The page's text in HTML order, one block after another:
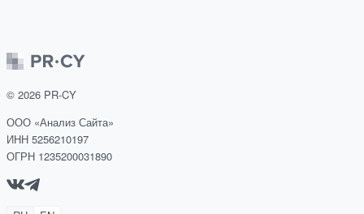
© 2026 PR-CY
ООО «Анализ Сайта»
ИНН 5256210197
ОГРН 1235200031890